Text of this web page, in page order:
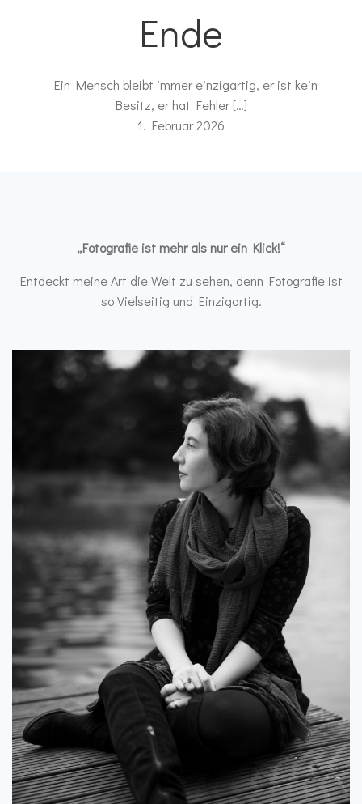
Ende
Ein Mensch bleibt immer einzigartig, er ist kein
Besitz, er hat Fehler […]
1. Februar 2026
„Fotografie ist mehr als nur ein Klick!“
Entdeckt meine Art die Welt zu sehen, denn Fotografie ist
so Vielseitig und Einzigartig.